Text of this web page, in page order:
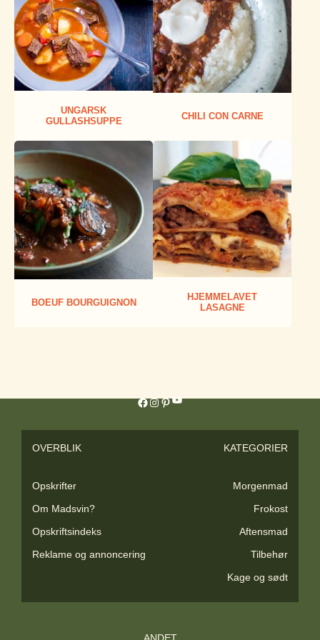
UNGARSK
GULLASHSUPPE
CHILI CON CARNE
BOEUF BOURGUIGNON
HJEMMELAVET
LASAGNE
Facebook
Instagram
Pinterest
YouTube
OVERBLIK
Opskrifter
Om Madsvin?
Opskriftsindeks
Reklame og annoncering
KATEGORIER
Morgenmad
Frokost
Aftensmad
Tilbehør
Kage og sødt